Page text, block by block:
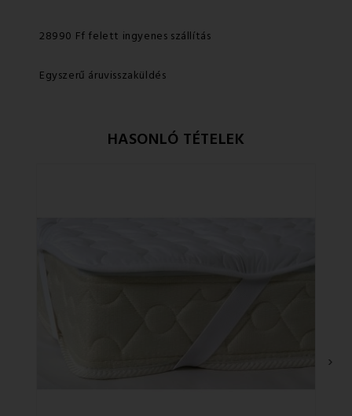
28990 Ff felett ingyenes szállítás
Egyszerű áruvisszaküldés
HASONLÓ TÉTELEK
›